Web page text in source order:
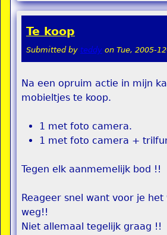
Te koop
Submitted by teddy on Tue, 2005-
Na een opruim actie in mijn
mobieltjes te koop.
1 met foto camera.
1 met foto camera +
Tegen elk aanmemelijk bod !!
Reageer snel want voor je het
weg!!
Niet allemaal tegelijk graag !!